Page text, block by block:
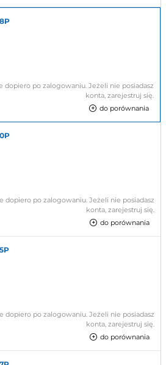
po zalogowaniu. Jeżeli nie posiadasz
konta, zarejestruj się.
do porównania
dopiero po zalogowaniu. Jeżeli nie posiadasz
konta, zarejestruj się.
do porównania
dopiero po zalogowaniu. Jeżeli nie posiadasz
konta, zarejestruj się.
do porównania